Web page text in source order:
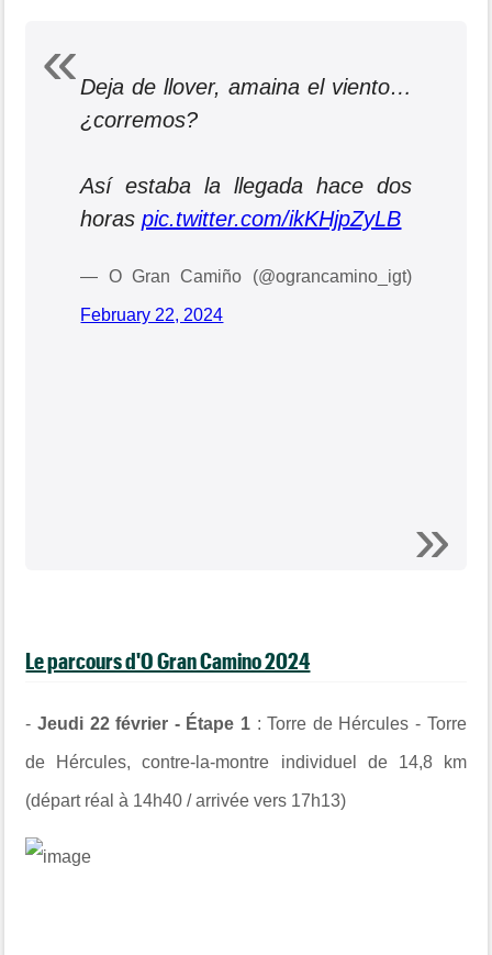
Deja de llover, amaina el viento…
¿corremos?
Así estaba la llegada hace dos
horaspic.twitter.com/ikKHjpZyLB
— O Gran Camiño (@ograncamino_igt)
February 22, 2024
Le parcours d'O Gran Camino 2024
-Jeudi 22 février - Étape 1 : Torre de Hércules - Torre
de Hércules, contre-la-montre individuel de 14,8 km
(départ réal à 14h40 / arrivée vers 17h13)